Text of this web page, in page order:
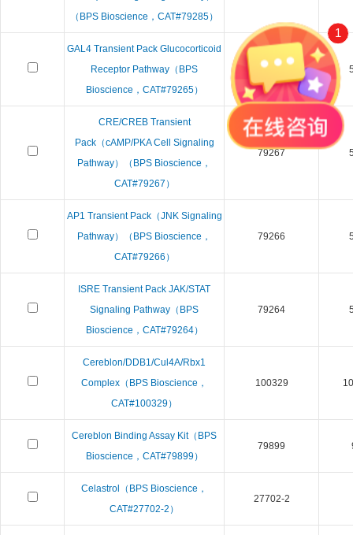
（BPS Bioscience，CAT#79285）
GAL4 Transient Pack Glucocorticoid
Receptor Pathway（BPS
Bioscience，CAT#79265）
79265
CRE/CREB Transient
Pack（cAMP/PKA Cell Signaling
Pathway）（BPS Bioscience，
CAT#79267）
79267
AP1 Transient Pack（JNK Signaling
Pathway）（BPS Bioscience，
CAT#79266）
79266
ISRE Transient Pack JAK/STAT
Signaling Pathway（BPS
Bioscience，CAT#79264）
79264
Cereblon/DDB1/Cul4A/Rbx1
Complex（BPS Bioscience，
CAT#100329）
100329
Cereblon Binding Assay Kit（BPS
Bioscience，CAT#79899）
79899
Celastrol（BPS Bioscience，
CAT#27702-2）
27702-2
1